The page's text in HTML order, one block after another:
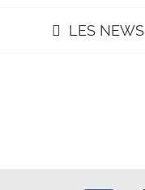
LES NEWS